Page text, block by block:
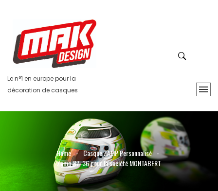
Le n°1 en europe pour la
décoration de casques
Home - Casque ZAMP Personnalisé -
Zamp RZ-36 pour la société MONTABERT